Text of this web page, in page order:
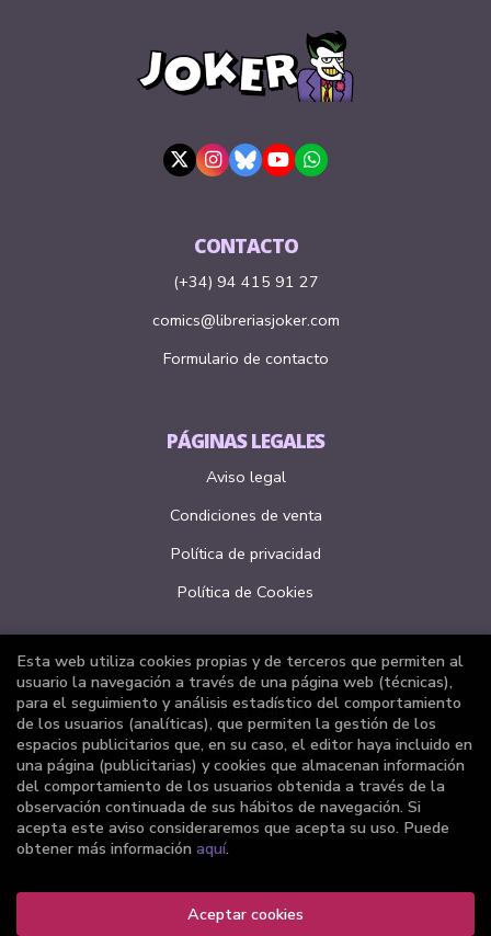
CONTACTO
(+34) 94 415 91 27
comics@libreriasjoker.com
Formulario de contacto
PÁGINAS LEGALES
Aviso legal
Condiciones de venta
Política de privacidad
Política de Cookies
ATENCIÓN AL CLIENTE
Quiénes somos
Pedidos especiales
Formulario de desistimiento
Librería Joker. Todos los Derechos Reservados |
Esta web utiliza cookies propias y de terceros que permiten al
usuario la navegación a través de una página web (técnicas),
para el seguimiento y análisis estadístico del comportamiento
de los usuarios (analíticas), que permiten la gestión de los
espacios publicitarios que, en su caso, el editor haya incluido en
una página (publicitarias) y cookies que almacenan información
del comportamiento de los usuarios obtenida a través de la
observación continuada de sus hábitos de navegación. Si
acepta este aviso consideraremos que acepta su uso. Puede
obtener más información aquí.
Aceptar cookies